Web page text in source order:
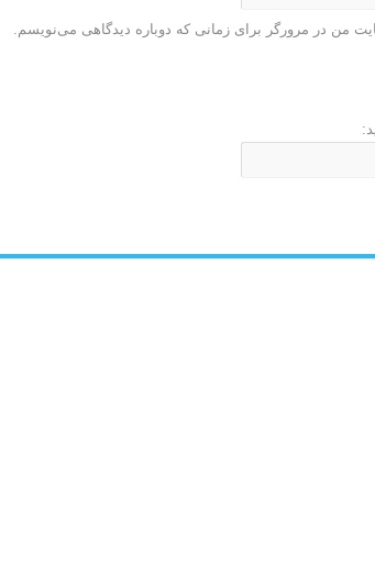
من در مرورگر برای زمانی که دوباره دیدگاهی می‌نویسم.